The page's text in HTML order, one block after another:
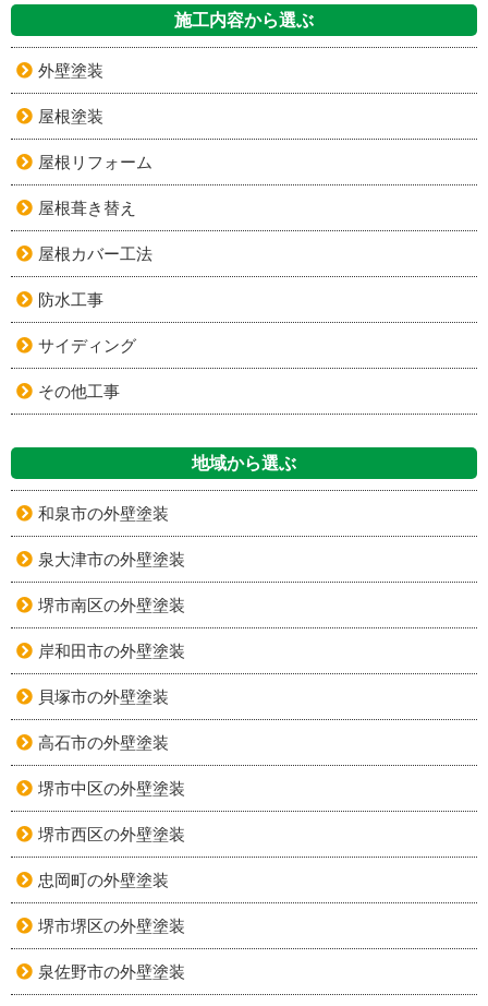
施工内容から選ぶ
外壁塗装
屋根塗装
屋根リフォーム
屋根葺き替え
屋根カバー工法
防水工事
サイディング
その他工事
地域から選ぶ
和泉市の外壁塗装
泉大津市の外壁塗装
堺市南区の外壁塗装
岸和田市の外壁塗装
貝塚市の外壁塗装
高石市の外壁塗装
堺市中区の外壁塗装
堺市西区の外壁塗装
忠岡町の外壁塗装
堺市堺区の外壁塗装
泉佐野市の外壁塗装